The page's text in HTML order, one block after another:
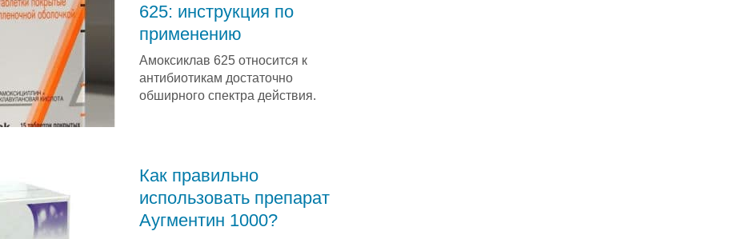
625: инструкция по
применению
Амоксиклав 625 относится к
антибиотикам достаточно
обширного спектра действия.
Как правильно
использовать препарат
Аугментин 1000?